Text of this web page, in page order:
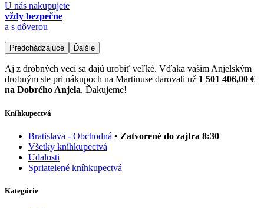
U nás nakupujete
vždy bezpečne
a s dôverou
Predchádzajúce Ďalšie
Aj z drobných vecí sa dajú urobiť veľké. Vďaka vašim Anjelským
drobným ste pri nákupoch na Martinuse darovali už 1 501 406,00 €
na Dobrého Anjela. Ďakujeme!
Kníhkupectvá
Bratislava - Obchodná • Zatvorené do zajtra 8:30
Všetky kníhkupectvá
Udalosti
Spriatelené kníhkupectvá
Kategórie